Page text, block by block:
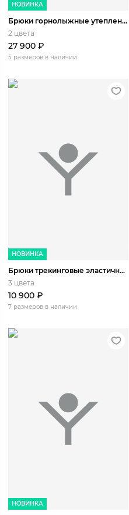
НОВИНКА
Брюки горнолыжные утепленные Актру
2 цвета
27 900 ₽
5 размеров в наличии
НОВИНКА
Брюки трекинговые эластичные супер легкие
3 цвета
10 900 ₽
7 размеров в наличии
НОВИНКА